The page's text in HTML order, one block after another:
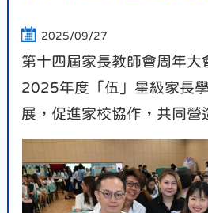
2025/09/27
第十四屆家長教師會周年
2025年度「伍」星級家長
展，促進家校協作，共同營